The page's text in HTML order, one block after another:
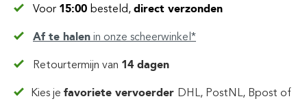
Voor 15:00 besteld, direct verzonden
Af te halen in onze scheerwinkel*
Retourtermijn van 14 dagen
Kies jefavoriete vervoerder DHL, PostNL, Bpost of